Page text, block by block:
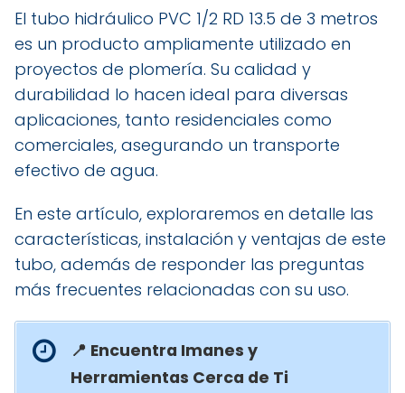
El tubo hidráulico PVC 1/2 RD 13.5 de 3 metros
es un producto ampliamente utilizado en
proyectos de plomería. Su calidad y
durabilidad lo hacen ideal para diversas
aplicaciones, tanto residenciales como
comerciales, asegurando un transporte
efectivo de agua.
En este artículo, exploraremos en detalle las
características, instalación y ventajas de este
tubo, además de responder las preguntas
más frecuentes relacionadas con su uso.
📍 Encuentra Imanes y
Herramientas Cerca de Ti